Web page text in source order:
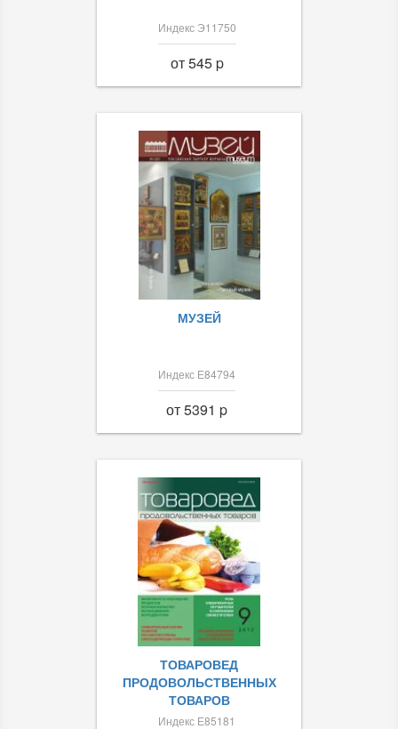
Индекс Э11750
от 545 p
МУЗЕЙ
Индекс Е84794
от 5391 p
ТОВАРОВЕД
ПРОДОВОЛЬСТВЕННЫХ
ТОВАРОВ
Индекс Е85181